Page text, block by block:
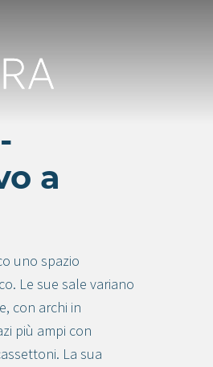
a
uno spazio
Le sue sale variano
con archi in
più ampi con
La sua